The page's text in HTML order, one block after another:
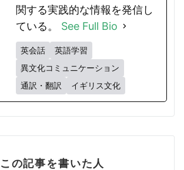
関する実践的な情報を発信し
ている。 See Full Bio
英会話
英語学習
異文化コミュニケーション
通訳・翻訳
イギリス文化
この記事を書いた人